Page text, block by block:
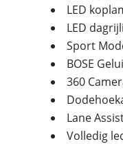
LED
LED
Sport
BOSE
360
Lane
Volledig